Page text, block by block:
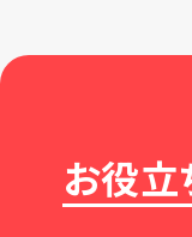
お役立